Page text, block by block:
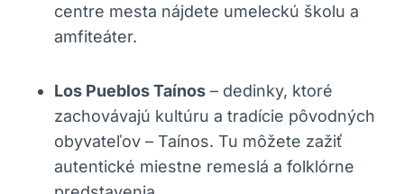
centre mesta nájdete umeleckú školu a
amfiteáter.
Los Pueblos Taínos – dedinky, ktoré
zachovávajú kultúru a tradície pôvodných
obyvateľov – Taínos. Tu môžete zažiť
autentické miestne remeslá a folklórne